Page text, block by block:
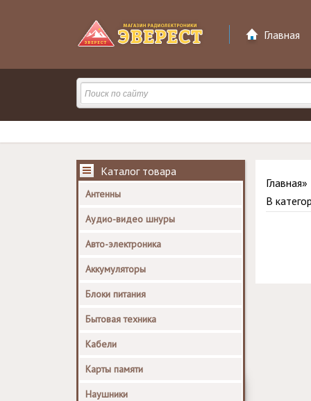
Главная
Каталог товара
Антенны
Аудио-видео шнуры
Авто-электроника
Аккумуляторы
Блоки питания
Бытовая техника
Кабели
Карты памяти
Наушники
Главная»
В